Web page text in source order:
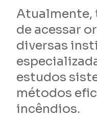
Atualmente,
de acessar
diversas
estudos
métodos
incêndios.